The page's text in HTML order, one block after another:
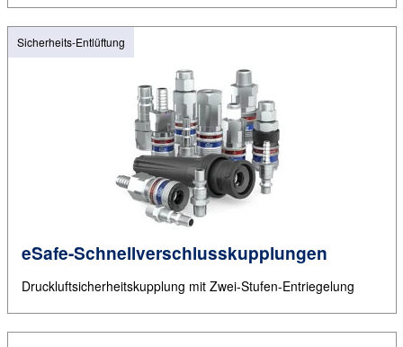
Sicherheits-Entlüftung
eSafe-Schnellverschlusskupplungen
Druckluftsicherheitskupplung mit Zwei-Stufen-Entriegelung